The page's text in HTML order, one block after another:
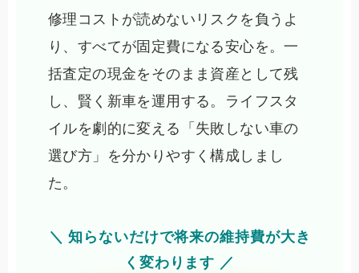
修理コストが読めないリスクを負うよ
り、すべてが固定費になる安心を。一
括査定の現金をそのまま資産として残
し、賢く新車を運用する。ライフスタ
イルを劇的に変える「失敗しない車の
選び方」を分かりやすく構成しまし
た。
＼ 知らないだけで将来の維持費が大き
く変わります ／